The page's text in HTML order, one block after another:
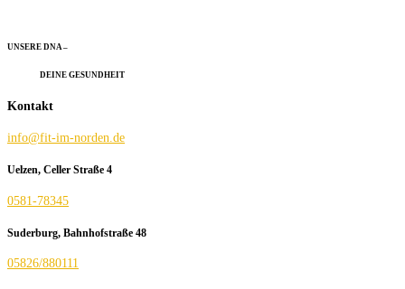
UNSERE DNA –
DEINE GESUNDHEIT
Kontakt
info@fit-im-norden.de
Uelzen, Celler Straße 4
0581-78345
Suderburg, Bahnhofstraße 48
05826/880111